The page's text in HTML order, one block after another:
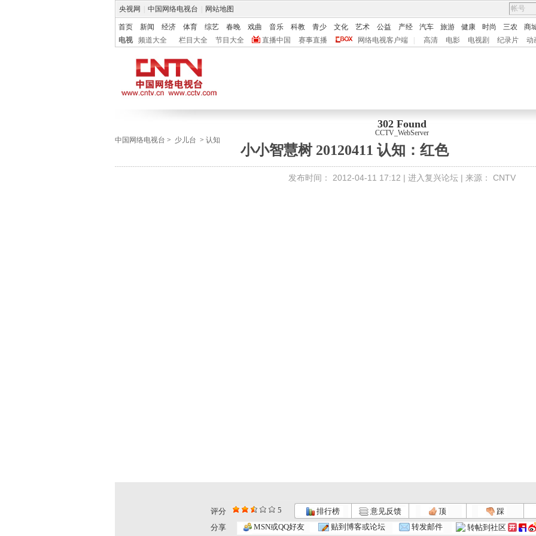
央视网 中国网络电视台 网站地图
首页 新闻 经济 体育 综艺 春晚 戏曲 音乐 科教 青少 文化 艺术 公益 产经 汽车 旅游 健康 时尚 三农 商
电视
频道大全 栏目大全 节目大全 直播中国 赛事直播 网络电视客户端 高清 电影 电视剧 纪录片 动
302 Found
CCTV_WebServer
中国网络电视台 > 少儿台 > 认知
小小智慧树 20120411 认知：红色
发布时间： 2012-04-11 17:12 | 进入复兴论坛 | 来源： CNTV
评分 5 排行榜 意见反馈 顶 踩
分享
MSN或QQ好友 贴到博客或论坛 转发邮件 转帖到社区
[小小智慧?.. [小小智慧?.. [小小智慧?.. [小小智慧?..